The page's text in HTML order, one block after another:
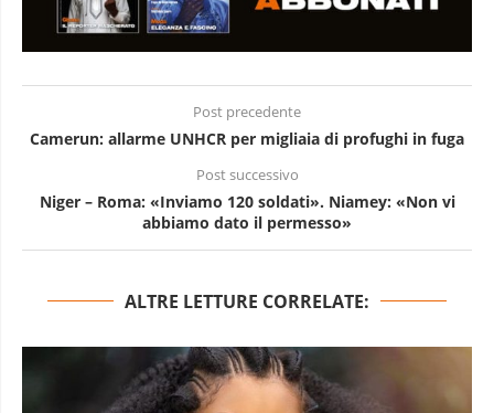
Post precedente
Camerun: allarme UNHCR per migliaia di profughi in fuga
Post successivo
Niger – Roma: «Inviamo 120 soldati». Niamey: «Non vi
abbiamo dato il permesso»
ALTRE LETTURE CORRELATE: